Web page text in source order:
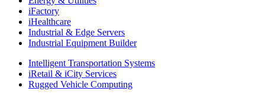
iFactory
iHealthcare
Industrial & Edge Servers
Industrial Equipment Builder
Intelligent Transportation Systems
iRetail & iCity Services
Rugged Vehicle Computing